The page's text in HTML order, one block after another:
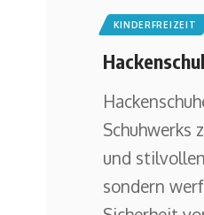
KINDERFREIZEIT
Schuhwerks
und
sondern